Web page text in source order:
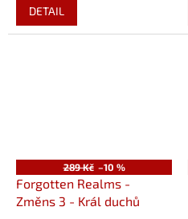
DETAIL
289 Kč –10 %
Forgotten Realms -
Změns 3 - Král duchů